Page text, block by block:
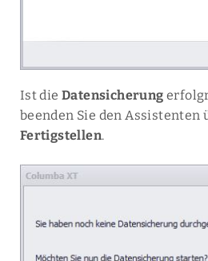
Ist dieDatensicherung
beenden Sie den Assistenten
Fertigstellen.